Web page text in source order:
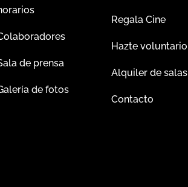
de prensa
de fotos
Regala Cine
Hazte voluntario
Alquiler de salas
Contacto